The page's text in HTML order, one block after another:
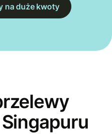
na duże kwoty